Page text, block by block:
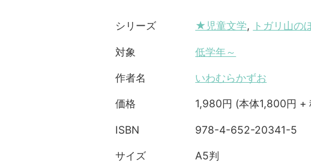
シリーズ ★児童文学, トガリ山の
対象 低学年～
作者名 いわむらかずお
価格 1,980円 (本体1,800円 +
ISBN 978-4-652-20341-5
サイズ A5判